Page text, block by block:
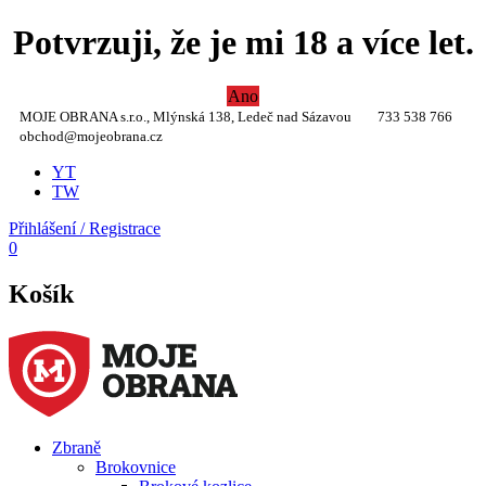
Potvrzuji, že je mi 18 a více let.
Ano
MOJE OBRANA s.r.o., Mlýnská 138, Ledeč nad Sázavou
733 538 766
obchod@mojeobrana.cz
YT
TW
Přihlášení / Registrace
0
Košík
Zbraně
Brokovnice